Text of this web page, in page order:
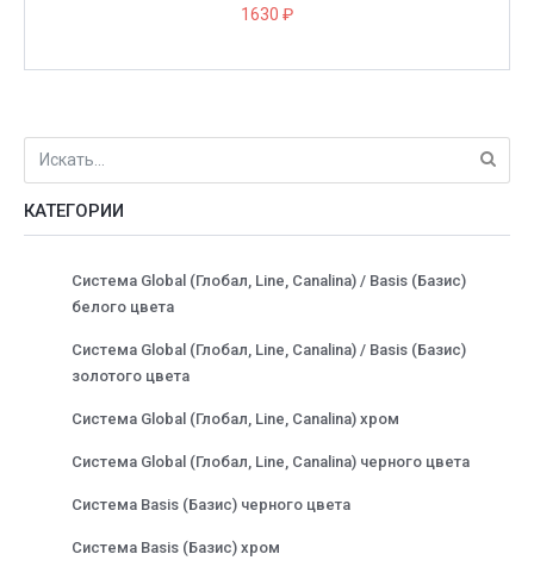
1630 ₽
КАТЕГОРИИ
Система Global (Глобал, Line, Canalina) / Basis (Базис)
белого цвета
Система Global (Глобал, Line, Canalina) / Basis (Базис)
золотого цвета
Система Global (Глобал, Line, Canalina) хром
Система Global (Глобал, Line, Canalina) черного цвета
Система Basis (Базис) черного цвета
Система Basis (Базис) хром